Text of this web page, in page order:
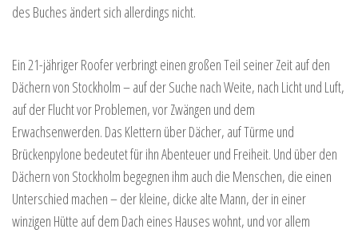
des Buches ändert sich allerdings nicht.
Ein 21-jähriger Roofer verbringt einen großen Teil seiner Zeit auf den
Dächern von Stockholm – auf der Suche nach Weite, nach Licht und Luft,
auf der Flucht vor Problemen, vor Zwängen und dem
Erwachsenwerden. Das Klettern über Dächer, auf Türme und
Brückenpylone bedeutet für ihn Abenteuer und Freiheit. Und über den
Dächern von Stockholm begegnen ihm auch die Menschen, die einen
Unterschied machen – der kleine, dicke alte Mann, der in einer
winzigen Hütte auf dem Dach eines Hauses wohnt, und vor allem